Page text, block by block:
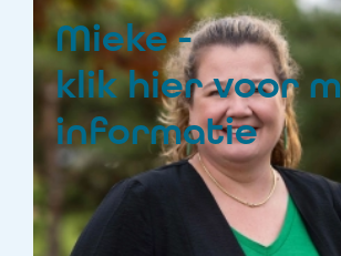
Mieke -
klik hier voor
informatie